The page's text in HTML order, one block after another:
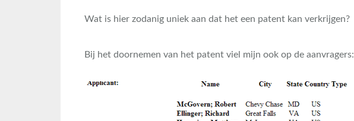
Wat is hier zodanig uniek aan dat het een patent kan verkrijgen?
Bij het doornemen van het patent viel mijn ook op de aanvragers: